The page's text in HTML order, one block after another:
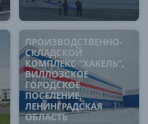
ПРОИЗВОДСТВЕННО-
СКЛАДСКОЙ
КОМПЛЕКС "ХАКЕЛЬ",
ВИЛЛОЗСКОЕ
ГОРОДСКОЕ
ПОСЕЛЕНИЕ,
ЛЕНИНГРАДСКАЯ
ОБЛАСТЬ